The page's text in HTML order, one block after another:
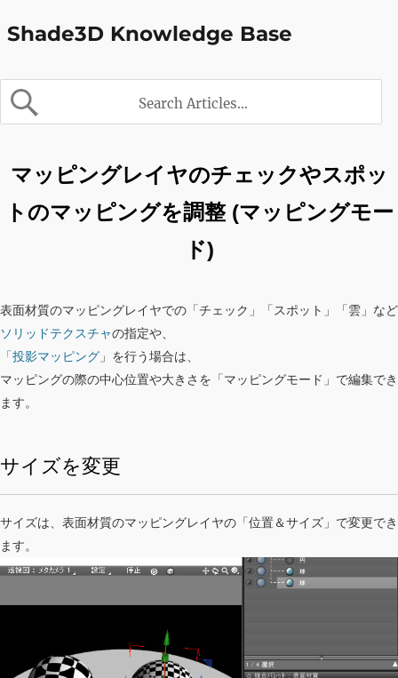
Shade3D Knowledge Base
マッピングレイヤのチェックやスポッ
トのマッピングを調整 (マッピングモー
ド)
表面材質のマッピングレイヤでの「チェック」「スポット」「雲」など
ソリッドテクスチャの指定や、
「投影マッピング 」を行う場合は、
マッピングの際の中心位置や大きさを「マッピングモード」で編集でき
ます。
サイズを変更
サイズは、表面材質のマッピングレイヤの「位置＆サイズ」で変更でき
ます。